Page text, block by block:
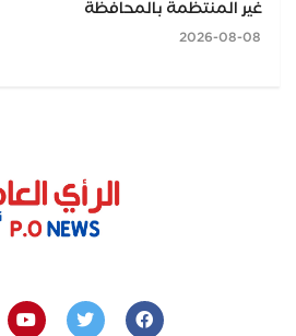
غير المنتظمة بالمحافظة